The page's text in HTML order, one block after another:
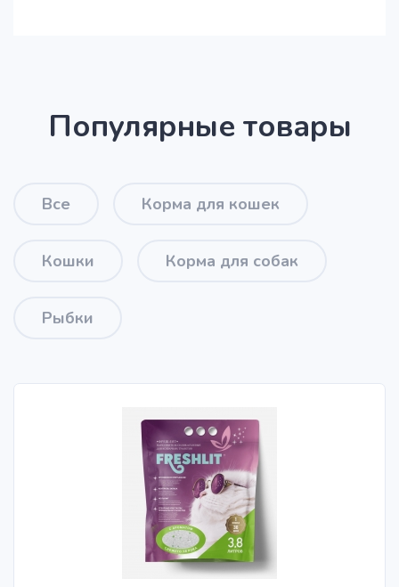
Популярные товары
Все Корма для кошек
Кошки Корма для собак
Рыбки